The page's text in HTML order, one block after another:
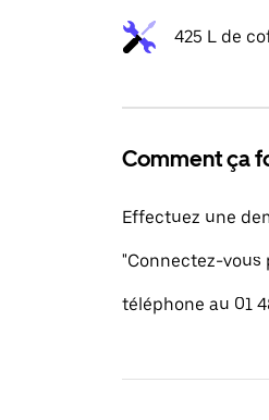
425 L de
Comment ça
Effectuez une
"Connectez-vous
téléphone au 01